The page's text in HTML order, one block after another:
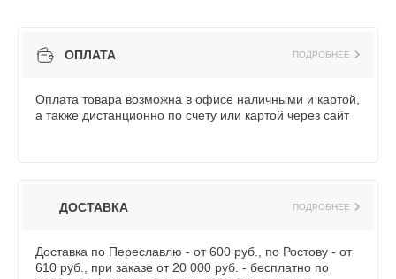
ОПЛАТА ПОДРОБНЕЕ
Оплата товара возможна в офисе наличными и картой,
а также дистанционно по счету или картой через сайт
ДОСТАВКА ПОДРОБНЕЕ
Доставка по Переславлю - от 600 руб., по Ростову - от
610 руб., при заказе от 20 000 руб. - бесплатно по